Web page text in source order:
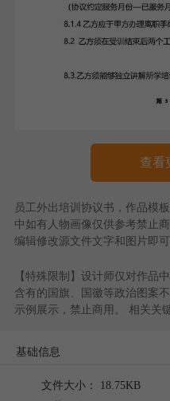
查看
员工外出培训协议书 ，作品模
中如有人物画像仅供参考禁止
编辑修改源文件文字和图片即
【特殊限制】设计师仅对作品
含有的国旗、国徽等政治图案
示例展示，禁止商用。 相关关
基础信息
文件大小： 18.75KB